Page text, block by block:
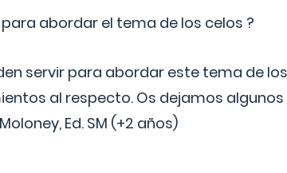
abordar el tema de los celos ?
servir para abordar este tema de
al respecto. Os dejamos
Ed. SM (+2 años)